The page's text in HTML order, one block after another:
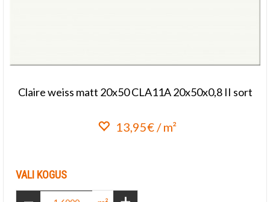
Claire weiss matt 20x50 CLA11A 20x50x0,8 II sort
13,95€ / m²
VALI KOGUS